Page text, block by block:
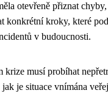
otevřeně přiznat
konkrétní kroky, které
v budoucnosti.
musí probíhat
je situace vnímána